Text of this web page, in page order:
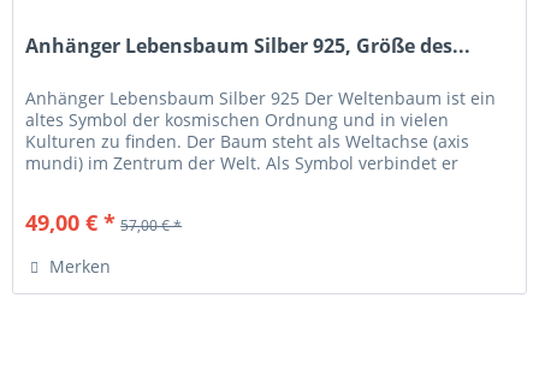
Anhänger Lebensbaum Silber 925, Größe des...
Anhänger Lebensbaum Silber 925 Der Weltenbaum ist ein
altes Symbol der kosmischen Ordnung und in vielen
Kulturen zu finden. Der Baum steht als Weltachse (axis
mundi) im Zentrum der Welt. Als Symbol verbindet er
49,00 € * 57,00 € *
Merken